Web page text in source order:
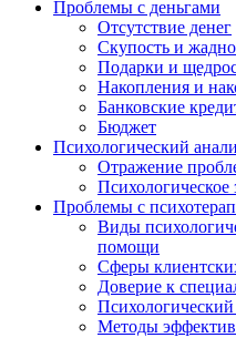
Проблемы с деньгами
Отсутствие денег
Скупость и
Подарки и
Накопления и
Банковские
Бюджет
Психологический
Отражение
Психологическое
Проблемы с
Виды
помощи
Сферы
Доверие к
Методы